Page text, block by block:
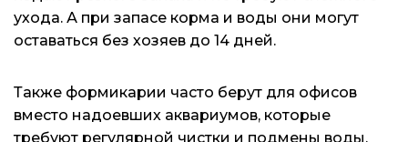
ухода. А при запасе корма и воды они могут
оставаться без хозяев до 14 дней.
Также формикарии часто берут для офисов
вместо надоевших аквариумов, которые
требуют регулярной чистки и подмены воды.